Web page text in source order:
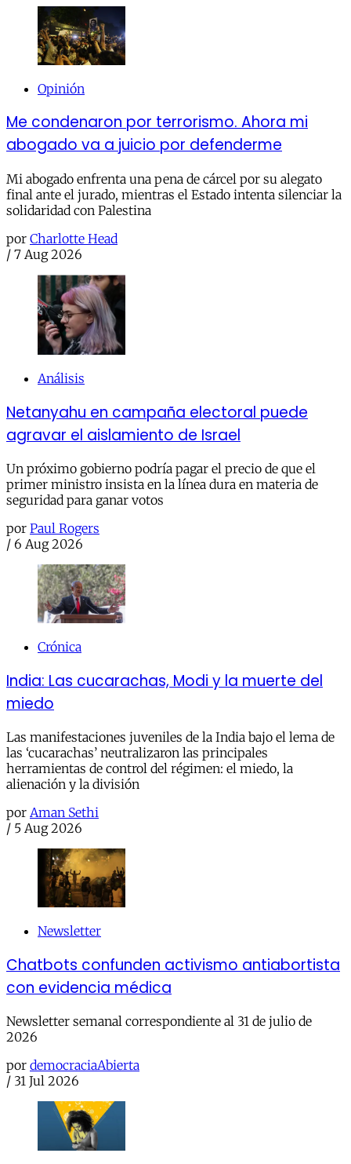
Opinión
Me condenaron por terrorismo. Ahora mi
abogado va a juicio por defenderme
Mi abogado enfrenta una pena de cárcel por su alegato
final ante el jurado, mientras el Estado intenta silenciar la
solidaridad con Palestina
por Charlotte Head
/ 7 Aug 2026
Análisis
Netanyahu en campaña electoral puede
agravar el aislamiento de Israel
Un próximo gobierno podría pagar el precio de que el
primer ministro insista en la línea dura en materia de
seguridad para ganar votos
por Paul Rogers
/ 6 Aug 2026
Crónica
India: Las cucarachas, Modi y la muerte del
miedo
Las manifestaciones juveniles de la India bajo el lema de
las ‘cucarachas’ neutralizaron las principales
herramientas de control del régimen: el miedo, la
alienación y la división
por Aman Sethi
/ 5 Aug 2026
Newsletter
Chatbots confunden activismo antiabortista
con evidencia médica
Newsletter semanal correspondiente al 31 de julio de
2026
por democraciaAbierta
/ 31 Jul 2026